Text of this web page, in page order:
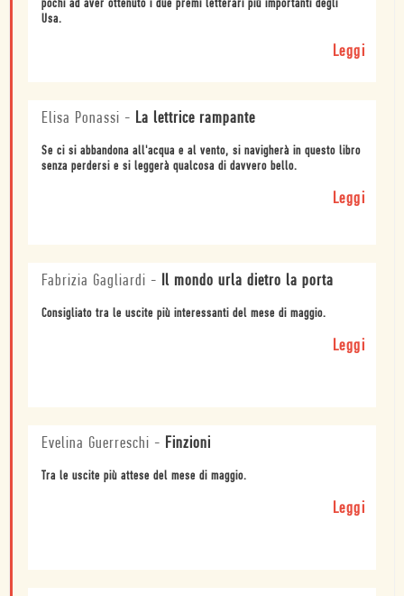
pochi ad aver ottenuto i due premi letterari più importanti degli
Usa.
Leggi
Elisa Ponassi - La lettrice rampante
Se ci si abbandona all'acqua e al vento, si navigherà in questo libro
senza perdersi e si leggerà qualcosa di davvero bello.
Leggi
Fabrizia Gagliardi - Il mondo urla dietro la porta
Consigliato tra le uscite più interessanti del mese di maggio.
Leggi
Evelina Guerreschi - Finzioni
Tra le uscite più attese del mese di maggio.
Leggi